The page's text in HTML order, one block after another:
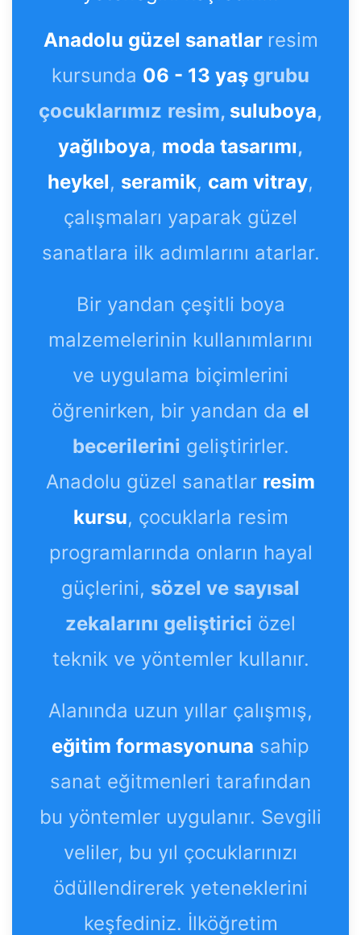
Anadolu güzel sanatlar resim
kursunda 06 - 13 yaş grubu
çocuklarımız resim, suluboya,
yağlıboya, moda tasarımı,
heykel, seramik, cam vitray,
çalışmaları yaparak güzel
sanatlara ilk adımlarını atarlar.
Bir yandan çeşitli boya
malzemelerinin kullanımlarını
ve uygulama biçimlerini
öğrenirken, bir yandan da el
becerilerini geliştirirler.
Anadolu güzel sanatlar resim
kursu, çocuklarla resim
programlarında onların hayal
güçlerini, sözel ve sayısal
zekalarını geliştirici özel
teknik ve yöntemler kullanır.
Alanında uzun yıllar çalışmış,
eğitim formasyonuna sahip
sanat eğitmenleri tarafından
bu yöntemler uygulanır. Sevgili
veliler, bu yıl çocuklarınızı
ödüllendirerek yeteneklerini
keşfediniz. İlköğretim